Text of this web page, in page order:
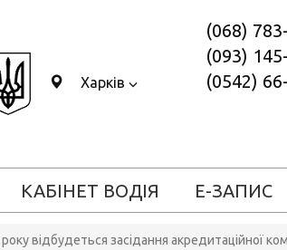
Харків
(068)
(093)
(0542)
КАБІНЕТ ВОДІЯ Е-ЗАПИС
відбудеться засідання акредитаційної